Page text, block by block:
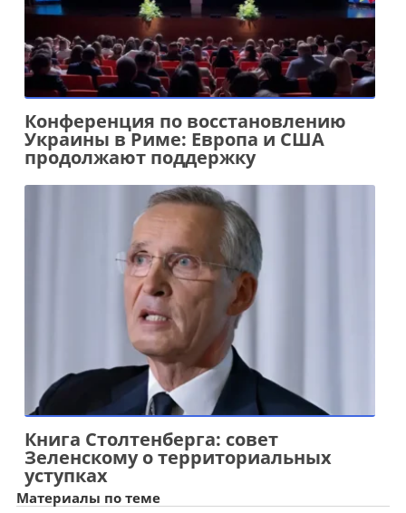
Конференция по восстановлению
Украины в Риме: Европа и США
продолжают поддержку
Книга Столтенберга: совет
Зеленскому о территориальных
уступках
Материалы по теме